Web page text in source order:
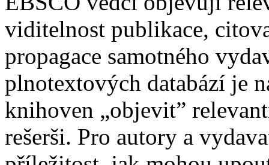
viditelnost publikace,
propagace samotného
plnotextových databází je
knihoven „objevit”
rešerši. Pro autory a